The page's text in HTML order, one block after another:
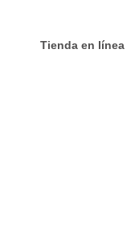
Tienda en línea